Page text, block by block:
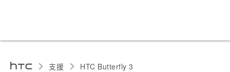
支援 HTC Butterfly 3‎